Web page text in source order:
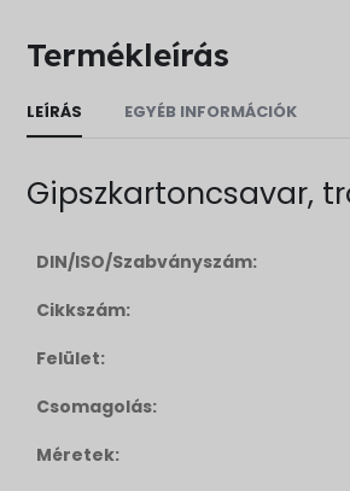
Termékleírás
LEÍRÁS EGYÉB INFORMÁCIÓK
Gipszkartoncsavar,
DIN/ISO/Szabványszám:
Cikkszám:
Felület:
Csomagolás:
Méretek: